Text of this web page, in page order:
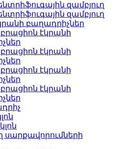
զամբյուղ
զամբյուղ
բաղադրիչներ
էկրանի
էկրանի
էկրանի
էկրանի
սարքավորումների